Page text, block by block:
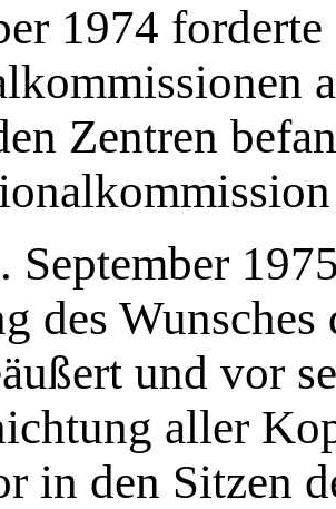
1974
Zentren
September
des Wunsches
und vor
aller
in den Sitzen